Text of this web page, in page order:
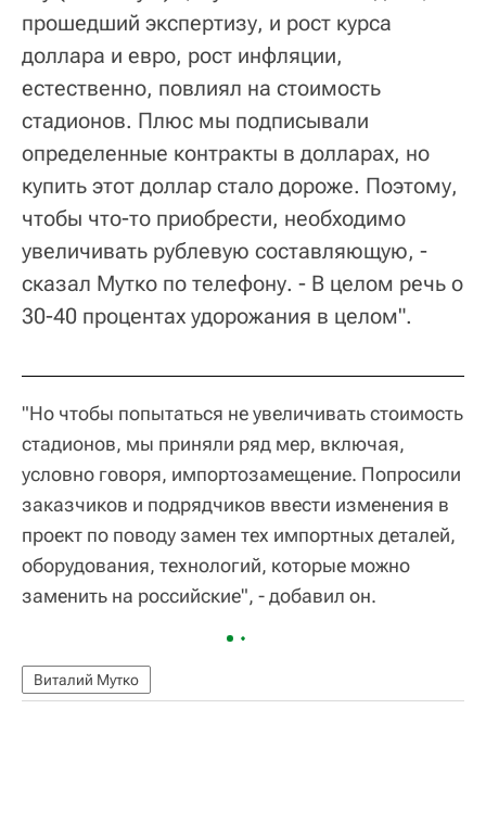
прошедший экспертизу, и рост курса
доллара и евро, рост инфляции,
естественно, повлиял на стоимость
стадионов. Плюс мы подписывали
определенные контракты в долларах, но
купить этот доллар стало дороже. Поэтому,
чтобы что-то приобрести, необходимо
увеличивать рублевую составляющую, -
сказал Мутко по телефону. - В целом речь о
30-40 процентах удорожания в целом".
"Но чтобы попытаться не увеличивать стоимость
стадионов, мы приняли ряд мер, включая,
условно говоря, импортозамещение. Попросили
заказчиков и подрядчиков ввести изменения в
проект по поводу замен тех импортных деталей,
оборудования, технологий, которые можно
заменить на российские", - добавил он.
Виталий Мутко